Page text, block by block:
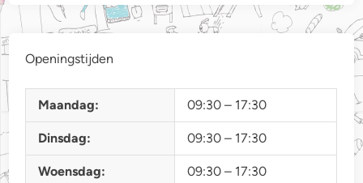
Openingstijden
Maandag: 09:30 – 17:30
Dinsdag: 09:30 – 17:30
Woensdag: 09:30 – 17:30